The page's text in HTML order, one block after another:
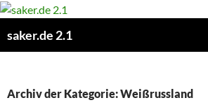
Zum
springen
saker.de 2.1
Archiv der Kategorie: Weißrussland